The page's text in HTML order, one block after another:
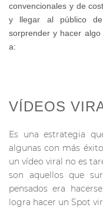
convencionales y de
y llegar al públicode
sorprender y hacer algo
a:
VÍDEOS
Es una estrategia
algunas con más
un vídeo viral no es
son aquellos que
pensados era
logra hacer un Spot